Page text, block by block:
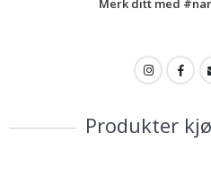
Merk ditt med
Produkter